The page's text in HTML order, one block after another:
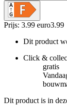
Prijs: 3.99 euro3.99
Dit product
Click &
gratis
Dit product is in